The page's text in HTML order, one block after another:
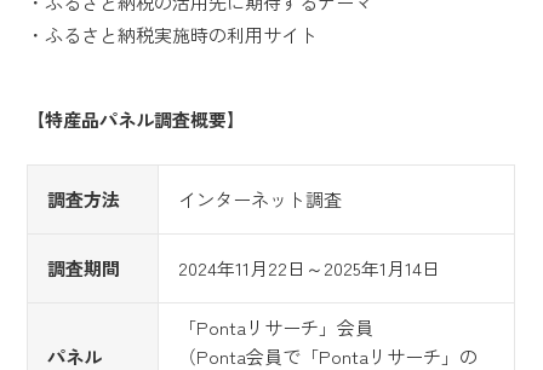
・ふるさと納税実施時の利用サイト
【特産品パネル調査概要】
調査方法 インターネット調査
調査期間 2024年11月22日～2025年1月14日
パネル
「Pontaリサーチ」会員
（Ponta会員で「Pontaリサーチ」の